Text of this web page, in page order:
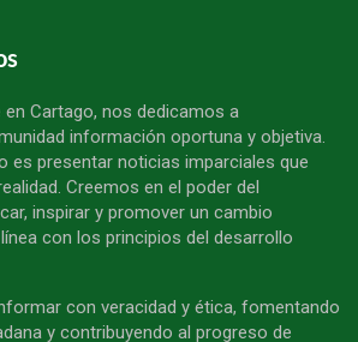
en Cartago, nos dedicamos a
información oportuna y objetiva.
es presentar noticias imparciales que
Creemos en el poder del
inspirar y promover un cambio
con los principios del desarrollo
con veracidad y ética, fomentando
y contribuyendo al progreso de